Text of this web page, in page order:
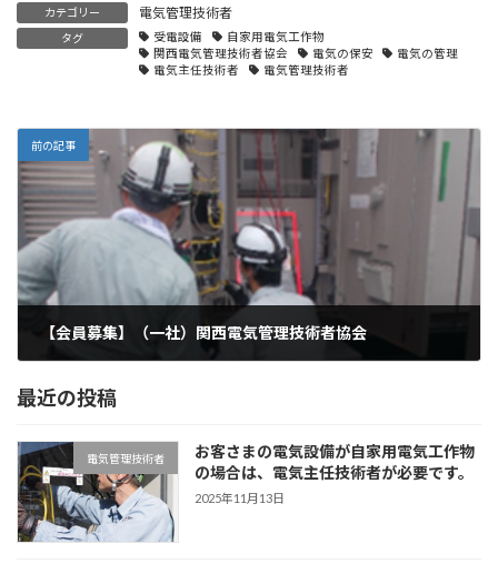
カテゴリー 電気管理技術者
タグ 受電設備
自家用電気工作物
関西電気管理技術者協会
電気の保安
電気の管理
電気主任技術者
電気管理技術者
前の記事
【会員募集】（一社）関西電気管理技術者協会
最近の投稿
電気管理技術者
お客さまの電気設備が自家用電気工作物
の場合は、電気主任技術者が必要です。
2025年11月13日